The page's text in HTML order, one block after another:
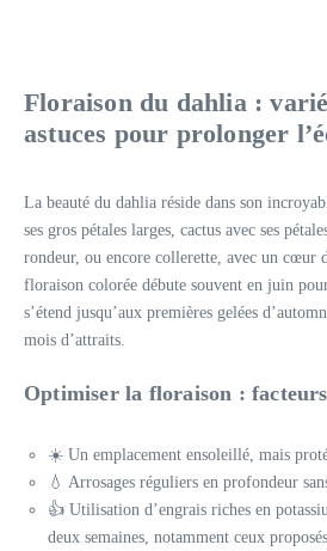
Floraison du dahlia :
astuces pour prolonger
La beauté du dahlia réside dans son
ses gros pétales larges, cactus avec ses
rondeur, ou encore collerette, avec un cœur
floraison colorée débute souvent en juin
s’étend jusqu’aux premières gelées
mois d’attraits.
Optimiser la floraison : facteurs
☀️ Un emplacement ensoleillé, mais
💧 Arrosages réguliers en profondeur
👍 Utilisation d’engrais riches en
deux semaines, notamment ceux